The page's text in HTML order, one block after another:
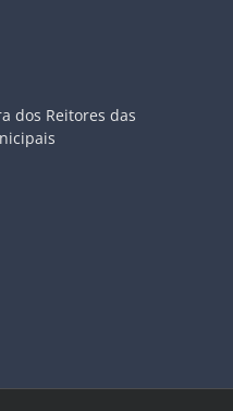
dos Reitores das